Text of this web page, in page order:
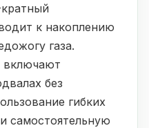
к накоплению
газа.
включают
без
гибких
самостоятельную